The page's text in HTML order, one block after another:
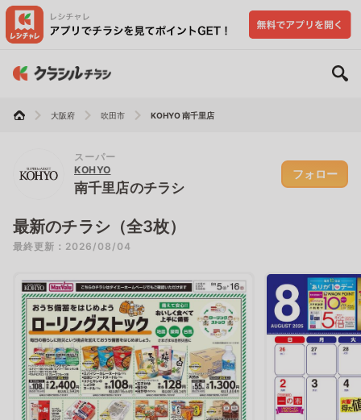
大阪府 吹田市 KOHYO 南千里店
スーパー
KOHYO
南千里店のチラシ
フォロー
最新のチラシ（全3枚）
最終更新：2026/08/04